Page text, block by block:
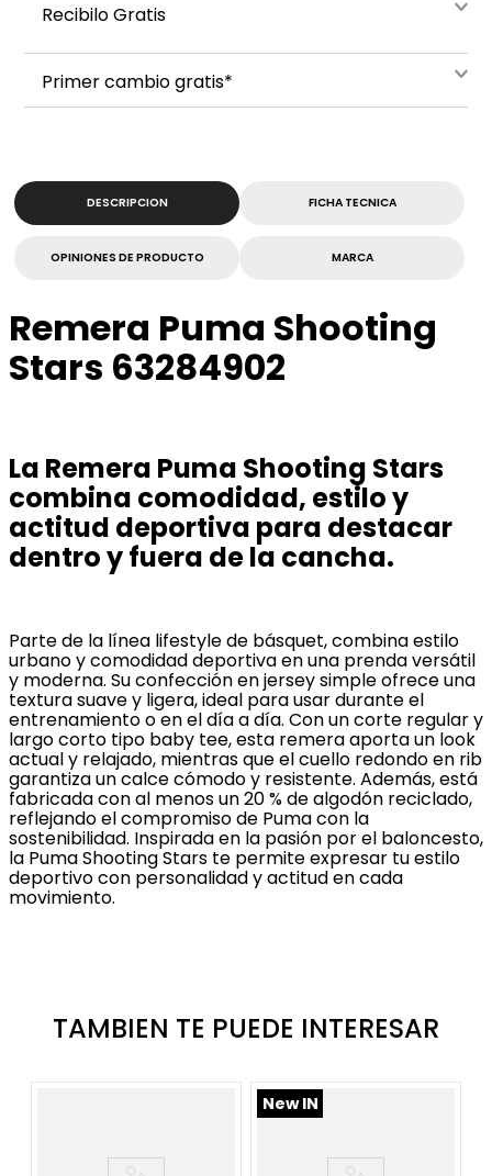
Recibilo Gratis
Primer cambio gratis*
DESCRIPCION FICHA TECNICA
OPINIONES DE PRODUCTO MARCA
Remera Puma Shooting
Stars 63284902
La Remera Puma Shooting Stars
combina comodidad, estilo y
actitud deportiva para destacar
dentro y fuera de la cancha.
Parte de la línea lifestyle de básquet, combina estilo
urbano y comodidad deportiva en una prenda versátil
y moderna. Su confección en jersey simple ofrece una
textura suave y ligera, ideal para usar durante el
entrenamiento o en el día a día. Con un corte regular y
largo corto tipo baby tee, esta remera aporta un look
actual y relajado, mientras que el cuello redondo en rib
garantiza un calce cómodo y resistente. Además, está
fabricada con al menos un 20 % de algodón reciclado,
reflejando el compromiso de Puma con la
sostenibilidad. Inspirada en la pasión por el baloncesto,
la Puma Shooting Stars te permite expresar tu estilo
deportivo con personalidad y actitud en cada
movimiento.
TAMBIEN TE PUEDE INTERESAR
New IN